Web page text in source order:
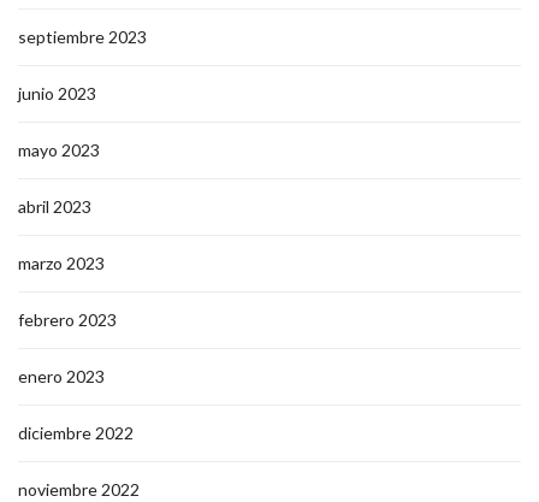
septiembre 2023
junio 2023
mayo 2023
abril 2023
marzo 2023
febrero 2023
enero 2023
diciembre 2022
noviembre 2022